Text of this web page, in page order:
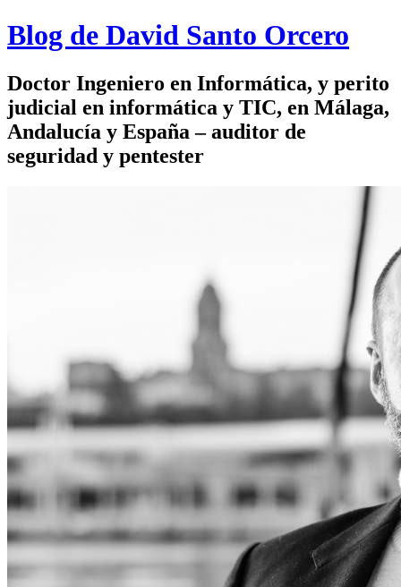
Blog de David Santo Orcero
Doctor Ingeniero en Informática, y perito
judicial en informática y TIC, en Málaga,
Andalucía y España – auditor de
seguridad y pentester